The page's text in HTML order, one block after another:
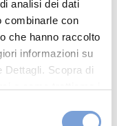
analisi dei dati
combinarle con
che hanno raccolto
informazioni su
Dettagli. Scopra di
"Informativa